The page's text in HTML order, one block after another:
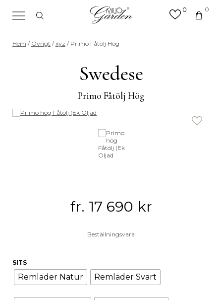
0 0
Sök efter valfri produkt eller
kategori
Hem / Övrigt /xyz / Primo Fåtölj Hög
Swedese
Primo Fåtölj Hög
fr. 17 690 kr
Beställningsvara
SITS
Remläder Natur Remläder Svart